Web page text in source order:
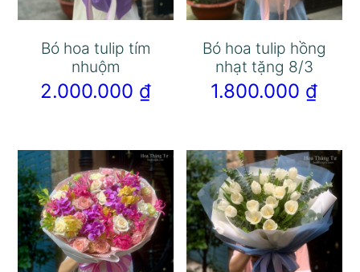
Bó hoa tulip tím
nhuộm
2.000.000 ₫
Bó hoa tulip hồng
nhạt tặng 8/3
1.800.000 ₫